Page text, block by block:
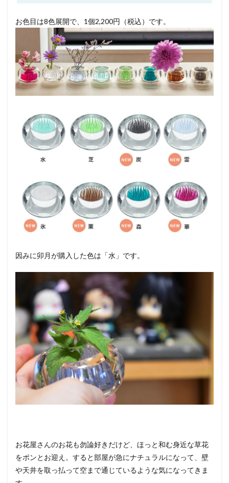
お色目は8色展開で、1個2,200円（税込）です。
因みに卯月が購入した色は「水」です。
お花屋さんのお花も勿論好きだけど、ほっと和む身近な草花
をポンとお迎え。すると部屋が急にナチュラルになって、壁
や天井を取っ払って空まで通じているような気になってきま